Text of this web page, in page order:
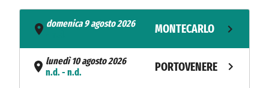
domenica 9 agosto 2026
MONTECARLO
lunedì 10 agosto 2026
n.d. - n.d.
PORTOVENERE